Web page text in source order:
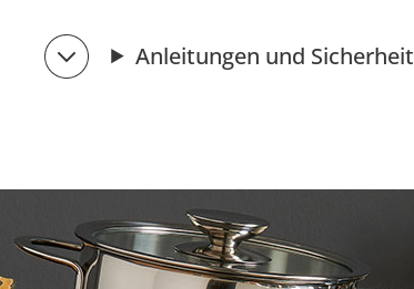
Anleitungen und Sicherheit